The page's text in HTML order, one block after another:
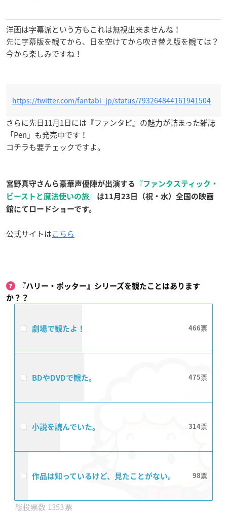
洋画は字幕派という方もこれは無視出来ませんね！
先に字幕版を観てから、日を空けてから吹き替え版を観ては？
今から楽しみですね！
https://twitter.com/fantabi_jp/status/793264844161941504
さらに先日11月1日には『ファンタビ』の魅力が詰まった雑誌
「Pen」も発売中です！
コチラも要チェックですよ。
宮野真守さんら豪華声優陣が出演する
『ファンタスティック・
ビーストと魔法使いの旅』 は11月23日（祝・水）全国の映画
館にてロードショーです。
公式サイトはこちら
『ハリー・ポッター』シリーズを観たことはあります
か？？
劇場で観たよ！ 466
BDやDVDで観た。 475
小説を読んでいた。 314
作品は知っているけど、見たことがない。 98
1353